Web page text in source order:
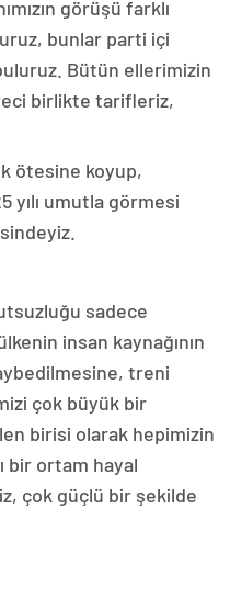
görüşü farklı
bunlar parti içi
Bütün ellerimizin
birlikte tarifleriz,
ötesine koyup,
yılı umutla görmesi
sadece
insan kaynağının
treni
çok büyük bir
birisi olarak hepimizin
bir ortam hayal
çok güçlü bir şekilde